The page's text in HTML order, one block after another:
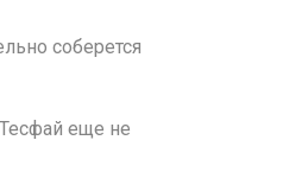
соберется
еще не